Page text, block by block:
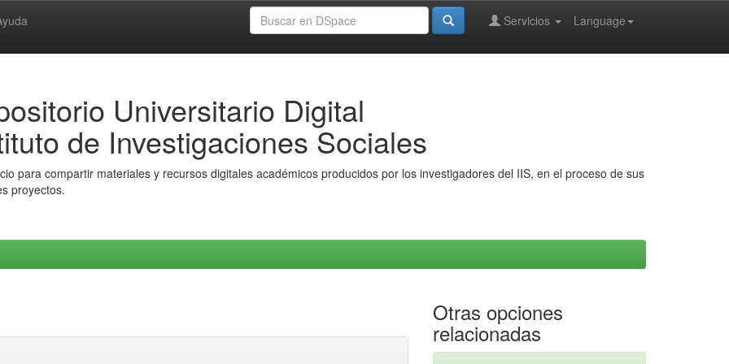
Language
Servicios
Universitario Digital
de Investigaciones Sociales
para compartir materiales y recursos digitales académicos producidos por los investigadores del IIS, en el proceso de sus
proyectos.
Otras opciones
relacionadas